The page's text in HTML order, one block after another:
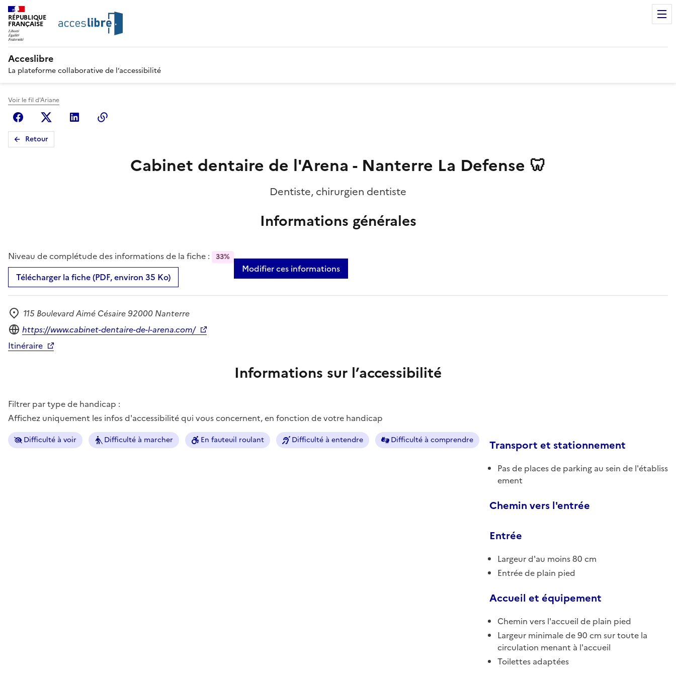
RÉPUBLIQUE
FRANÇAISE
Acceslibre
La plateforme collaborative de l’accessibilité
Voir le fil d'Ariane
FacebookX (anciennement Twitter)
Linkedin
Retour
Cabinet dentaire de l'Arena - Nanterre La Defense 🦷
Dentiste, chirurgien dentiste
Informations générales
Niveau de complétude des informations de la fiche : 33%
Télécharger la fiche (PDF, environ 35 Ko)
Modifier ces informations
Adresse
115 Boulevard Aimé Césaire 92000 Nanterre
Site internet
https://www.cabinet-dentaire-de-l-arena.com/
Itinéraire
Informations sur l’accessibilité
Filtrer par type de handicap :
Affichez uniquement les infos d'accessibilité qui vous concernent, en fonction de votre handicap
Difficulté à voir Difficulté à marcher En fauteuil roulant Difficulté à entendre Difficulté à comprendre Transport et stationnement
Pas de places de parking au sein de l'établiss
ement
Chemin vers l'entrée
Entrée
Largeur d'au moins 80 cm
Entrée de plain pied
Accueil et équipement
Chemin vers l'accueil de plain pied
Largeur minimale de 90 cm sur toute la
circulation menant à l'accueil
Toilettes adaptées